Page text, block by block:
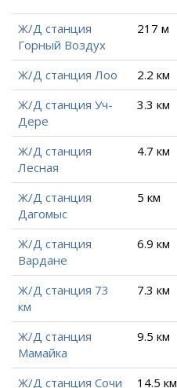
Ж/Д станция
Горный Воздух
217 м
Ж/Д станция Лоо 2.2 км
Ж/Д станция Уч-
Дере
3.3 км
Ж/Д станция
Лесная
4.7 км
Ж/Д станция
Дагомыс
5 км
Ж/Д станция
Вардане
6.9 км
Ж/Д станция 73
км
7.3 км
Ж/Д станция
Мамайка
9.5 км
Ж/Д станция Сочи 14.5 км